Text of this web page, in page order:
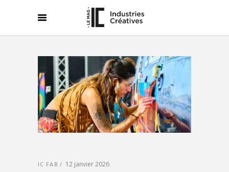
IC FAB 12 janvier 2026